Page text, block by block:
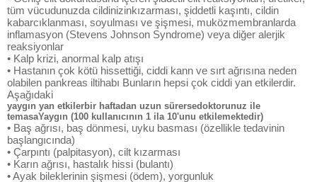
tüm vücudunuzda cildinizinkızarması, şiddetli kaşıntı, cildin
kabarcıklanması, soyulması ve şişmesi, muközmembranlarda
inflamasyon (Stevens Johnson Syndrome) veya diğer alerjik
reaksiyonlar
• Kalp krizi, anormal kalp atışı
• Hastanın çok kötü hissettiği, ciddi kann ve sırt ağrısına neden
olabilen pankreas iltihabı Bunların hepsi çok ciddi yan etkilerdir.
Aşağıdaki
yaygın yan etkilerbir haftadan uzun sürersedoktorunuz ile
temasaYaygın (100 kullanıcının 1 ila 10'unu etkilemektedir)
• Baş ağrısı, baş dönmesi, uyku basması (özellikle tedavinin
başlangıcında)
• Çarpıntı (palpitasyon), cilt kızarması
• Karın ağrısı, hastalık hissi (bulantı)
• Ayak bileklerinin şişmesi (ödem), yorgunluk